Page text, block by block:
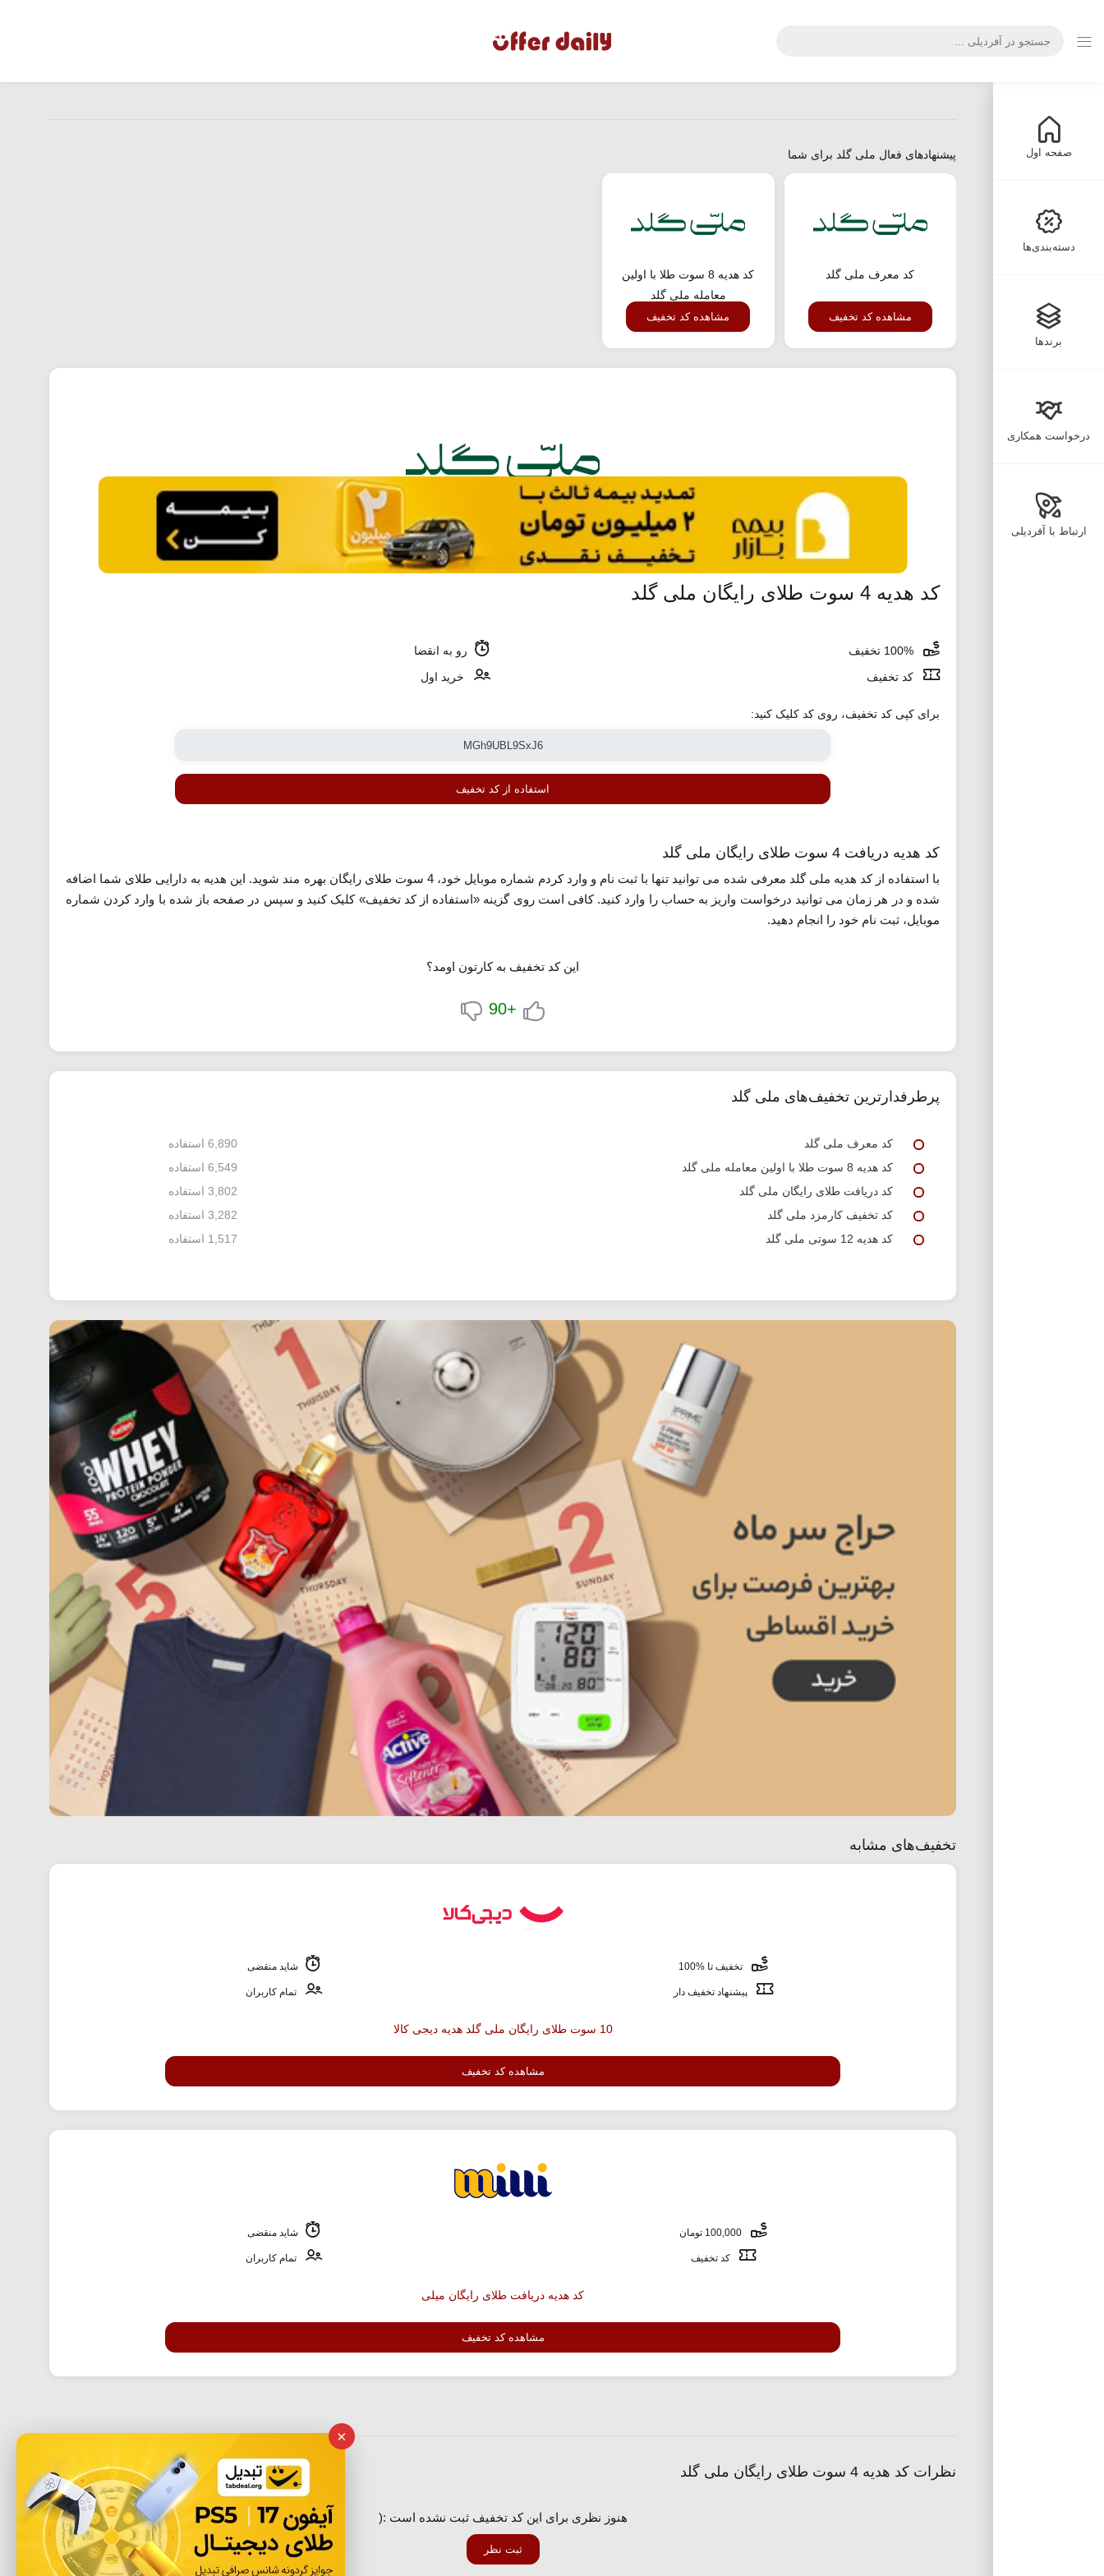
صفحه اول
دسته‌بندی‌ها
برندها
درخواست همکاری
ارتباط با آفردیلی
پیشنهادهای فعال ملی گلد برای شما
کد معرف ملی گلد
مشاهده کد تخفیف
کد هدیه 8 سوت طلا با اولین
معامله ملی گلد
مشاهده کد تخفیف
کد هدیه 4 سوت طلای رایگان ملی گلد
رو به انقضا
کد تخفیف
خرید اول
برای کپی کد تخفیف، روی کد کلیک کنید:
استفاده از کد تخفیف
کد هدیه دریافت 4 سوت طلای رایگان ملی گلد
با استفاده از کد هدیه ملی گلد معرفی شده می توانید تنها با ثبت نام و وارد کردم شماره موبایل خود، 4 سوت طلای رایگان بهره مند شوید. این هدیه به دارایی طلای شما اضافه
شده و در هر زمان می توانید درخواست واریز به حساب را وارد کنید. کافی است روی گزینه «استفاده از کد تخفیف» کلیک کنید و سپس در صفحه باز شده با وارد کردن شماره
موبایل، ثبت نام خود را انجام دهید.
این کد تخفیف به کارتون اومد؟
+90
پرطرفدارترین تخفیف‌های ملی گلد
کد معرف ملی گلد
6,890 استفاده
کد هدیه 8 سوت طلا با اولین معامله ملی گلد
6,549 استفاده
کد دریافت طلای رایگان ملی گلد
3,802 استفاده
کد تخفیف کارمزد ملی گلد
3,282 استفاده
کد هدیه 12 سوتی ملی گلد
1,517 استفاده
تخفیف‌های مشابه
تخفیف تا %100 شاید منقضی
پیشنهاد تخفیف دار تمام کاربران
10 سوت طلای رایگان ملی گلد هدیه دیجی کالا
مشاهده کد تخفیف
شاید منقضی
کد تخفیف تمام کاربران
کد هدیه دریافت طلای رایگان میلی
مشاهده کد تخفیف
نظرات کد هدیه 4 سوت طلای رایگان ملی گلد
هنوز نظری برای این کد تخفیف ثبت نشده است :(
ثبت نظر
×